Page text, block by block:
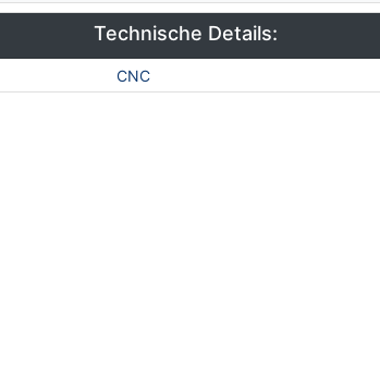
Technische Details:
CNC